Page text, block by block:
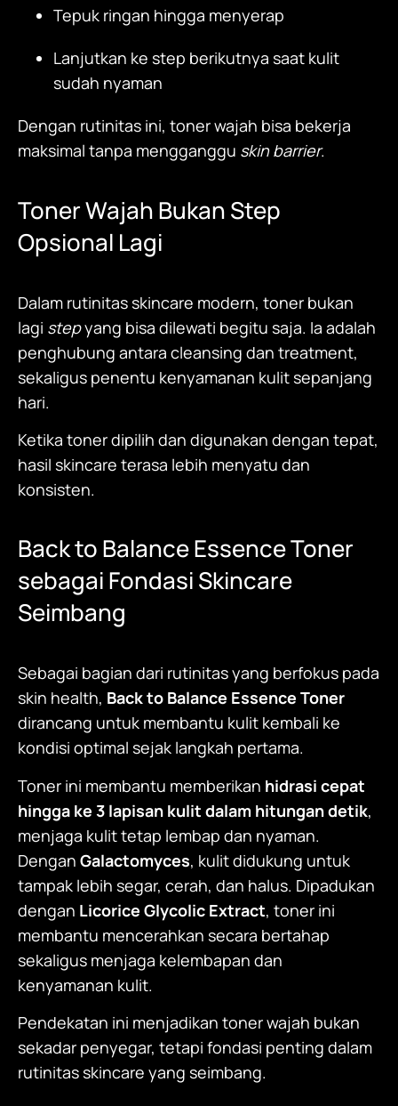
Tepuk ringan hingga menyerap
Lanjutkan ke step berikutnya saat kulit
sudah nyaman
Dengan rutinitas ini, toner wajah bisa bekerja
maksimal tanpa mengganggu skin barrier.
Toner WajahBukan Step
Opsional Lagi
Dalam rutinitas skincare modern, toner bukan
lagi stepyang bisa dilewati begitu saja. Ia adalah
penghubung antara cleansing dan treatment,
sekaligus penentu kenyamanan kulit sepanjang
hari.
Ketika toner dipilih dan digunakan dengan tepat,
hasil skincare terasa lebih menyatu dan
konsisten.
Back to Balance Essence Toner
sebagai Fondasi Skincare
Seimbang
Sebagai bagian dari rutinitas yang berfokus pada
skin health, Back to Balance Essence Toner
dirancang untuk membantu kulit kembali ke
kondisi optimal sejak langkah pertama.
Toner ini membantu memberikan hidrasi cepat
hingga ke 3 lapisan kulit dalam hitungan detik,
menjaga kulit tetap lembap dan nyaman.
Dengan Galactomyces, kulit didukung untuk
tampak lebih segar, cerah, dan halus. Dipadukan
dengan Licorice Glycolic Extract, toner ini
membantu mencerahkan secara bertahap
sekaligus menjaga kelembapan dan
kenyamanan kulit.
Pendekatan ini menjadikan toner wajah bukan
sekadar penyegar, tetapi fondasi penting dalam
rutinitas skincare yang seimbang.